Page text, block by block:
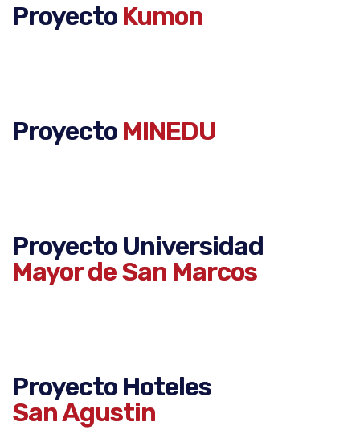
Proyecto Kumon
Proyecto MINEDU
Proyecto Universidad
Mayor de San Marcos
Proyecto Hoteles
San Agustin